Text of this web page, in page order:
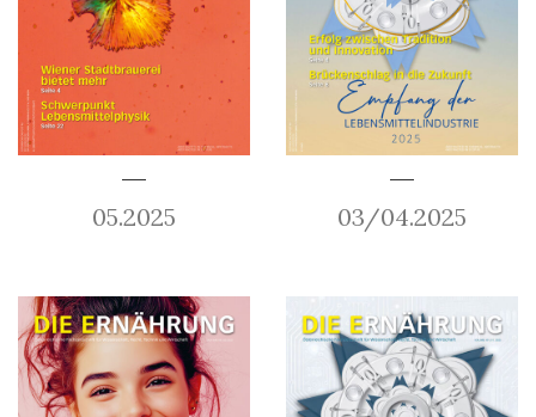
05.2025 03/04.2025